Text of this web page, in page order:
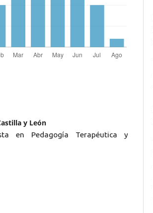
y León
en Pedagogía Terapéutica y